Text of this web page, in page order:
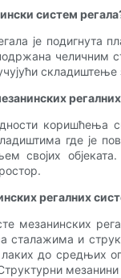
систем
је подигнута
челичним
коришћења
где је
својих
регалних
мезанинских
сталажима и
до средњих